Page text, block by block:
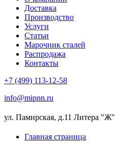
Доставка
Производство
Услуги
Статьи
Марочник сталей
Распродажа
Контакты
+7 (499) 113-12-58
info@mipnn.ru
ул. Памирская, д.11 Литера "Ж"
Главная страница